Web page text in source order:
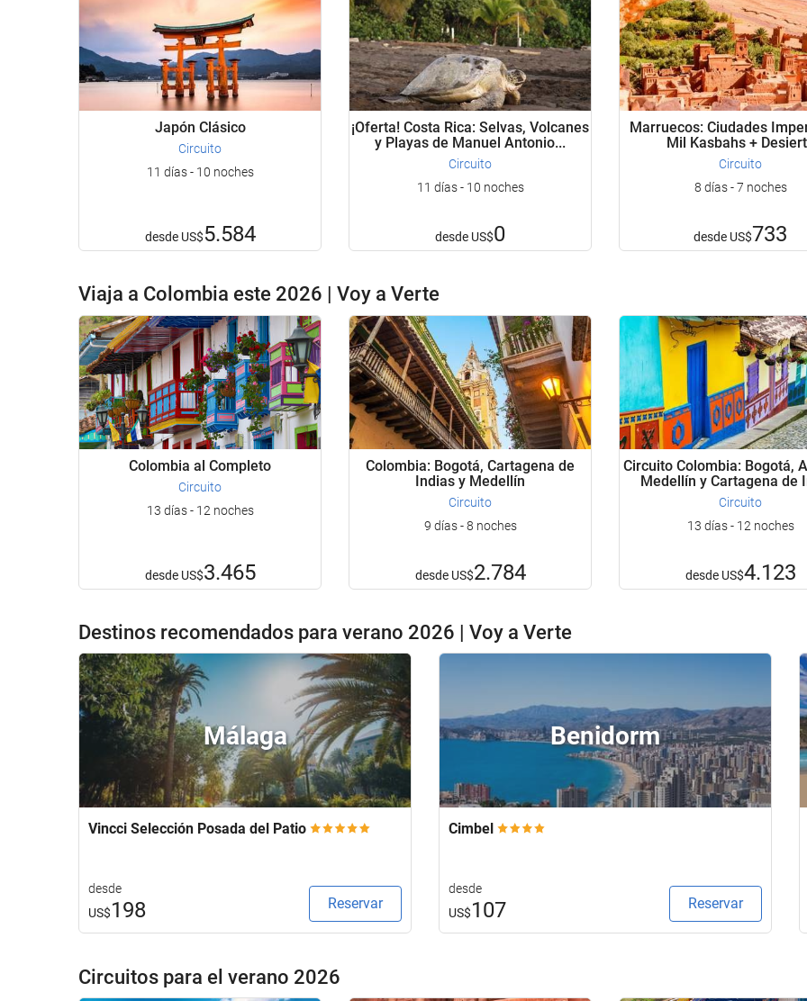
Japón Clásico
Circuito
11 días - 10 noches
desde US$5.584
¡Oferta! Costa Rica: Selvas, Volcanes
y Playas de Manuel Antonio...
Circuito
11 días - 10 noches
desde US$0
Marruecos: Ciudades
Mil Kasbahs +
Circuito
8 días - 7 noches
desde US$733
Viaja a Colombia este 2026 | Voy a Verte
Colombia al Completo
Circuito
13 días - 12 noches
desde US$3.465
Colombia: Bogotá, Cartagena de
Indias y Medellín
Circuito
9 días - 8 noches
desde US$2.784
Circuito Colombia: Bogotá,
Medellín y Cartagena de
Circuito
13 días - 12 noches
desde US$4.123
Destinos recomendados para verano 2026 | Voy a Verte
Málaga
Vincci Selección Posada del Patio
desde
US$198 Reservar
Benidorm
Cimbel
desde
US$107 Reservar
Circuitos para el verano 2026